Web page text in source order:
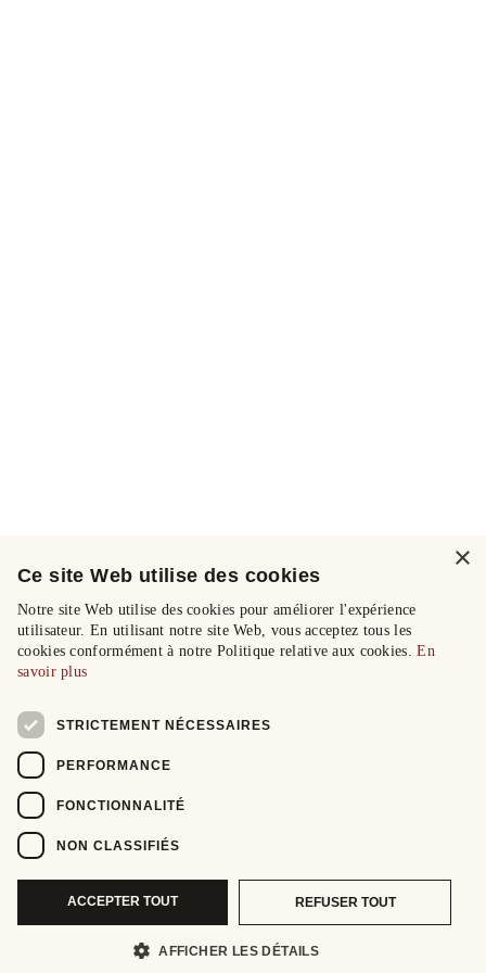
×
Ce site Web utilise des cookies
Notre site Web utilise des cookies pour améliorer l'expérience
utilisateur. En utilisant notre site Web, vous acceptez tous les
cookies conformément à notre Politique relative aux cookies.En
savoir plus
STRICTEMENT NÉCESSAIRES
PERFORMANCE
FONCTIONNALITÉ
NON CLASSIFIÉS
ACCEPTER TOUT REFUSER TOUT
AFFICHER LES DÉTAILS